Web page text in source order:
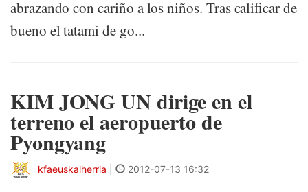
abrazando con cariño a los niños. Tras calificar de
bueno el tatami de go...
KIM JONG UN dirige en el
terreno el aeropuerto de
Pyongyang
kfaeuskalherria 2012-07-13 16:32